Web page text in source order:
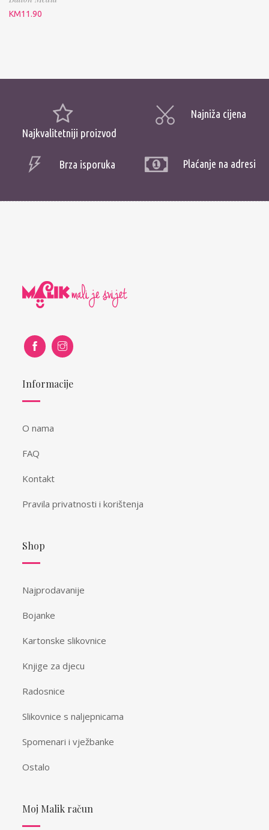
KM11.90
Najkvalitetniji proizvod
Najniža cijena
Brza isporuka Plaćanje na adresi
Informacije
O nama
FAQ
Kontakt
Pravila privatnosti i korištenja
Shop
Najprodavanije
Bojanke
Kartonske slikovnice
Knjige za djecu
Radosnice
Slikovnice s naljepnicama
Spomenari i vježbanke
Ostalo
Moj Malik račun